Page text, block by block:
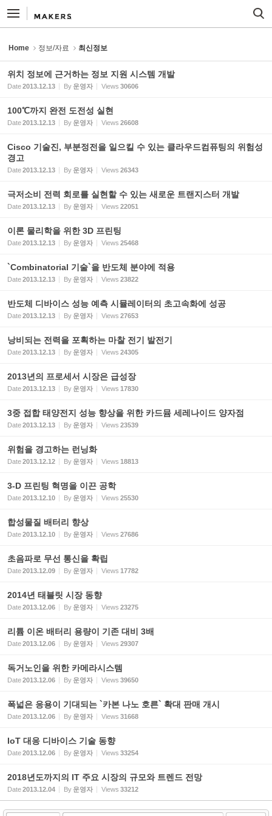
Home 정보/자료 최신정보
위치 정보에 근거하는 정보 지원 시스템 개발
Date2013.12.13 By 운영자 Views 30606
100℃까지 완전 도전성 실현
Date2013.12.13 By 운영자 Views 26608
Cisco 기술진, 부분정전을 일으킬 수 있는 클라우드컴퓨팅의 위험성
경고
Date2013.12.13 By 운영자 Views 26343
극저소비 전력 회로를 실현할 수 있는 새로운 트랜지스터 개발
Date2013.12.13 By 운영자 Views 22051
이론 물리학을 위한 3D 프린팅
Date2013.12.13 By 운영자 Views 25468
`Combinatorial 기술`을 반도체 분야에 적용
Date2013.12.13 By 운영자 Views 23822
반도체 디바이스 성능 예측 시뮬레이터의 초고속화에 성공
Date2013.12.13 By 운영자 Views 27653
낭비되는 전력을 포획하는 마찰 전기 발전기
Date2013.12.13 By 운영자 Views 24305
2013년의 프로세서 시장은 급성장
Date2013.12.13 By 운영자 Views 17830
3중 접합 태양전지 성능 향상을 위한 카드뮴 세레나이드 양자점
Date2013.12.13 By 운영자 Views 23539
위험을 경고하는 런닝화
Date2013.12.12 By 운영자 Views 18813
3-D 프린팅 혁명을 이끈 공학
Date2013.12.10 By 운영자 Views 25530
합성물질 배터리 향상
Date2013.12.10 By 운영자 Views 27686
초음파로 무선 통신을 확립
Date2013.12.09 By 운영자 Views 17782
2014년 태블릿 시장 동향
Date2013.12.06 By 운영자 Views 23275
리튬 이온 배터리 용량이 기존 대비 3배
Date2013.12.06 By 운영자 Views 29307
독거노인을 위한 카메라시스템
Date2013.12.06 By 운영자 Views 39650
폭넓은 응용이 기대되는 `카본 나노 호른` 확대 판매 개시
Date2013.12.06 By 운영자 Views 31668
IoT 대응 디바이스 기술 동향
Date2013.12.06 By 운영자 Views 33254
2018년도까지의 IT 주요 시장의 규모와 트렌드 전망
Date2013.12.04 By 운영자 Views 33212